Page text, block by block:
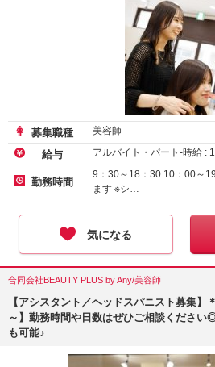
募集職種 美容師
給与 アルバイト・パート-時給 :
勤務時間
9：30～18：30 10：00～19：00 ※店舗により
ます ※シ…
気になる
合同会社BEAUTY PLUS by Any/美容師
【アシスタント／ヘッドスパニスト募集】
～】勤務時間や日数はぜひご相談くださ
も可能♪